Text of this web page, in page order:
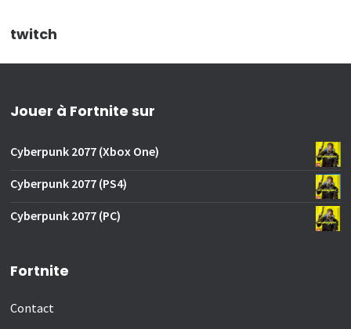
twitch
Jouer à Fortnite sur
Cyberpunk 2077 (Xbox One)
Cyberpunk 2077 (PS4)
Cyberpunk 2077 (PC)
Fortnite
Contact